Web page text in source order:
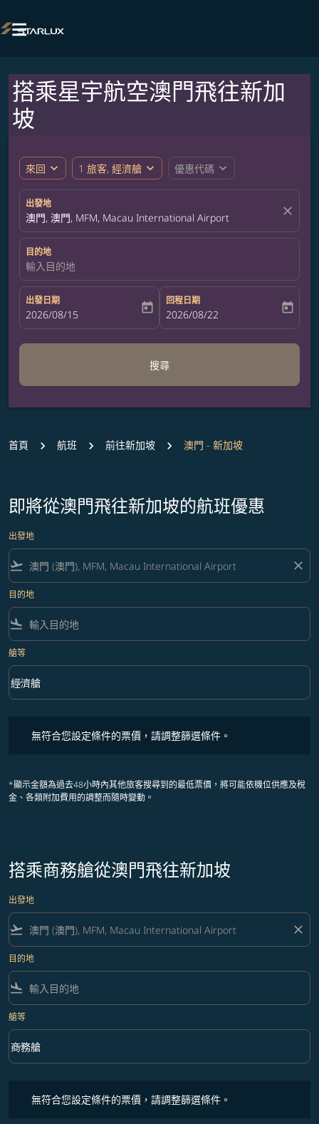

搭乘星宇航空澳門飛往新加
坡
來回 expand_more 1 旅客, 經濟艙 expand_more 優惠代碼 expand_more
出發地
澳門, 澳門, MFM, Macau International Airport close
目的地
輸入目的地
出發日期
fc-booking-departure-date-aria-label
2026/08/15 today
回程日期
fc-booking-return-date-aria-label
2026/08/22 today
搜尋
首頁 航班 前往新加坡 澳門 - 新加坡
即將從澳門飛往新加坡的航班優惠
出發地
flight_takeoff close
目的地
flight_land
艙等
艙等 option 經濟艙 Selected
經濟艙
keyboard_arrow_down
無符合您設定條件的票價，請調整篩選條件。
*顯示金額為過去48小時內其他旅客搜尋到的最低票價，將可能依機位供應及稅
金、各類附加費用的調整而隨時變動。
搭乘商務艙從澳門飛往新加坡
出發地
flight_takeoff close
目的地
flight_land
艙等
艙等 option 商務艙 Selected
商務艙
keyboard_arrow_down
無符合您設定條件的票價，請調整篩選條件。